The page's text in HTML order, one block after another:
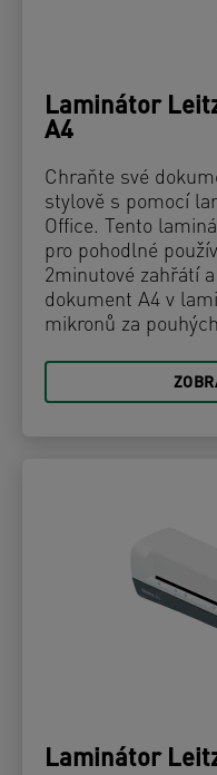
Laminátor
A4
Chraňte své
stylově s pomocí
Office. Tento
pro pohodlné
2minutové zahřátí
dokument A4 v
mikronů za
Laminátor